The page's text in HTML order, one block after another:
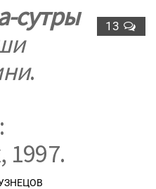
13
сутры
.
1997.